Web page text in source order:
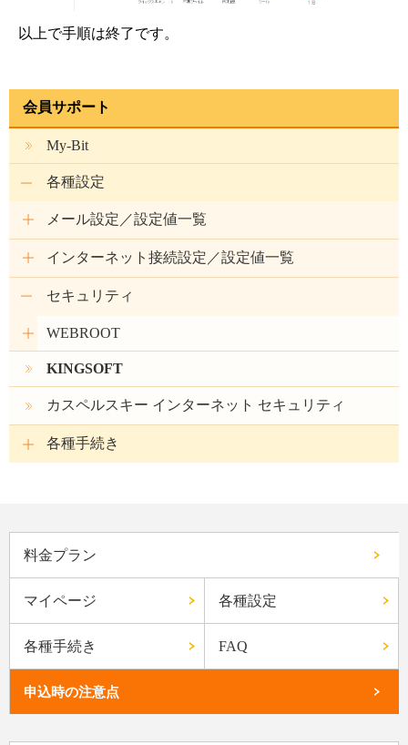
以上で手順は終了です。
会員サポート
My-Bit
各種設定
メール設定／設定値一覧
インターネット接続設定／設定値一覧
セキュリティ
WEBROOT
KINGSOFT
カスペルスキー インターネット セキュリティ
各種手続き
料金プラン
マイページ 各種設定
各種手続き FAQ
申込時の注意点